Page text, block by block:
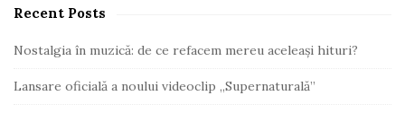
Recent Posts
Nostalgia în muzică: de ce refacem mereu aceleași hituri?
Lansare oficială a noului videoclip „Supernaturală”